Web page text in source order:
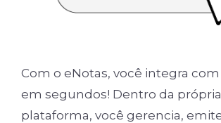
Com o eNotas, você integra
em segundos! Dentro da própria
plataforma, você gerencia,